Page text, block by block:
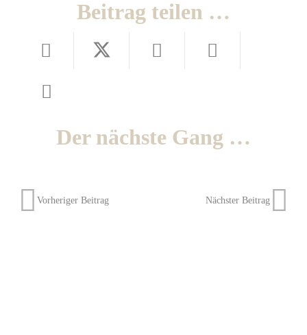
Beitrag teilen …
Der nächste Gang …
Vorheriger Beitrag Nächster Beitrag